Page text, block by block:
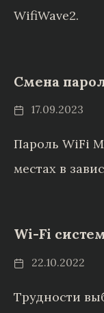
WifiWave2.
Смена
17.09.2023
Пароль WiFi
местах в
Wi-Fi
22.10.2022
Трудности